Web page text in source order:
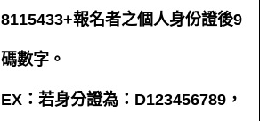
8115433+報名者之個人身份證後9
碼數字。
EX：若身分證為：D123456789，